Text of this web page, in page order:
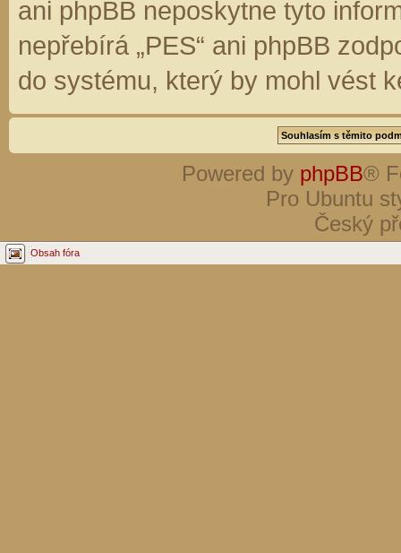
ani phpBB neposkytne tyto
nepřebírá „PES“ ani phpBB
do systému, který by mohl vést
Powered by phpBB®
Pro Ubuntu
Český
Obsah fóra